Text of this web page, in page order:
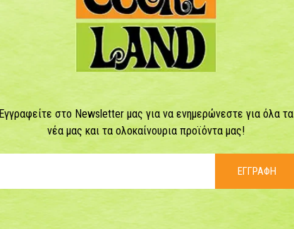
Εγγραφείτε στο Newsletter μας για να ενημερώνεστε για όλα τα
νέα μας και τα ολοκαίνουρια προϊόντα μας!
ΕΓΓΡΑΦΗ